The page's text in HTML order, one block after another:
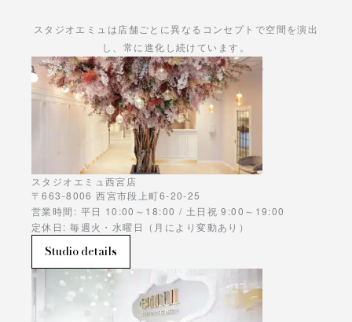
スタジオエミュは店舗ごとに異なるコンセプトで空間を演出
し、常に進化し続けています。
あなただけの物語をお楽しみください。
スタジオエミュ西宮店
〒663-8006 西宮市段上町6-20-25
営業時間: 平日 10:00～18:00 / 土日祝 9:00～19:00
定休日: 毎週火・水曜日（月により変動あり）
Studio details